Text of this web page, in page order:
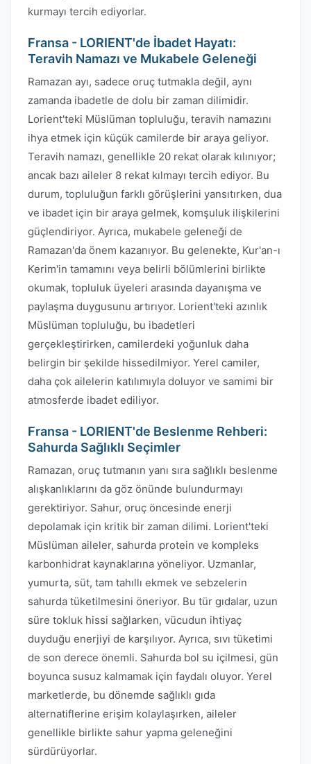
kurmayı tercih ediyorlar.
Fransa - LORIENT'de İbadet Hayatı:
Teravih Namazı ve Mukabele Geleneği
Ramazan ayı, sadece oruç tutmakla değil, aynı
zamanda ibadetle de dolu bir zaman dilimidir.
Lorient'teki Müslüman topluluğu, teravih namazını
ihya etmek için küçük camilerde bir araya geliyor.
Teravih namazı, genellikle 20 rekat olarak kılınıyor;
ancak bazı aileler 8 rekat kılmayı tercih ediyor. Bu
durum, topluluğun farklı görüşlerini yansıtırken, dua
ve ibadet için bir araya gelmek, komşuluk ilişkilerini
güçlendiriyor. Ayrıca, mukabele geleneği de
Ramazan'da önem kazanıyor. Bu gelenekte, Kur'an-ı
Kerim'in tamamını veya belirli bölümlerini birlikte
okumak, topluluk üyeleri arasında dayanışma ve
paylaşma duygusunu artırıyor. Lorient'teki azınlık
Müslüman topluluğu, bu ibadetleri
gerçekleştirirken, camilerdeki yoğunluk daha
belirgin bir şekilde hissedilmiyor. Yerel camiler,
daha çok ailelerin katılımıyla doluyor ve samimi bir
atmosferde ibadet ediliyor.
Fransa - LORIENT'de Beslenme Rehberi:
Sahurda Sağlıklı Seçimler
Ramazan, oruç tutmanın yanı sıra sağlıklı beslenme
alışkanlıklarını da göz önünde bulundurmayı
gerektiriyor. Sahur, oruç öncesinde enerji
depolamak için kritik bir zaman dilimi. Lorient'teki
Müslüman aileler, sahurda protein ve kompleks
karbonhidrat kaynaklarına yöneliyor. Uzmanlar,
yumurta, süt, tam tahıllı ekmek ve sebzelerin
sahurda tüketilmesini öneriyor. Bu tür gıdalar, uzun
süre tokluk hissi sağlarken, vücudun ihtiyaç
duyduğu enerjiyi de karşılıyor. Ayrıca, sıvı tüketimi
de son derece önemli. Sahurda bol su içilmesi, gün
boyunca susuz kalmamak için faydalı oluyor. Yerel
marketlerde, bu dönemde sağlıklı gıda
alternatiflerine erişim kolaylaşırken, aileler
genellikle birlikte sahur yapma geleneğini
sürdürüyorlar.